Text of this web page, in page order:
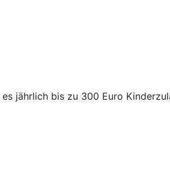
jährlich bis zu 300 Euro